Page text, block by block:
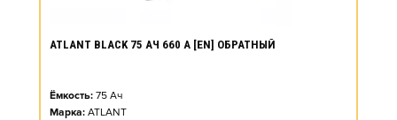
ATLANT BLACK 75 АЧ 660 А [EN] ОБРАТНЫЙ
Ёмкость: 75 Ач
Марка: ATLANT